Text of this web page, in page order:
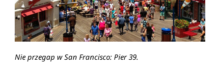
Nie przegap w San Francisco: Pier 39.